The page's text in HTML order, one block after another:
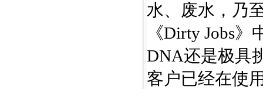
水、废水，乃
《Dirty Jobs
DNA还是极具
客户已经在使